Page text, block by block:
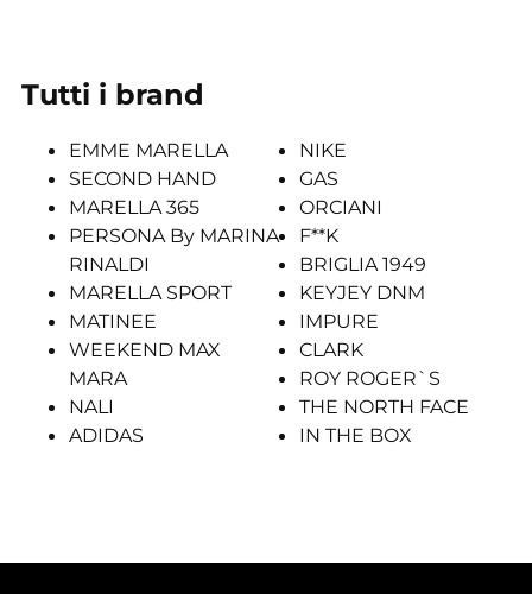
Tutti i brand
EMME MARELLA
SECOND HAND
MARELLA 365
PERSONA By MARINA
RINALDI
MARELLA SPORT
MATINEE
WEEKEND MAX
MARA
NALI
ADIDAS
NIKE
GAS
ORCIANI
F**K
BRIGLIA 1949
KEYJEY DNM
IMPURE
CLARK
ROY ROGER`S
THE NORTH FACE
IN THE BOX